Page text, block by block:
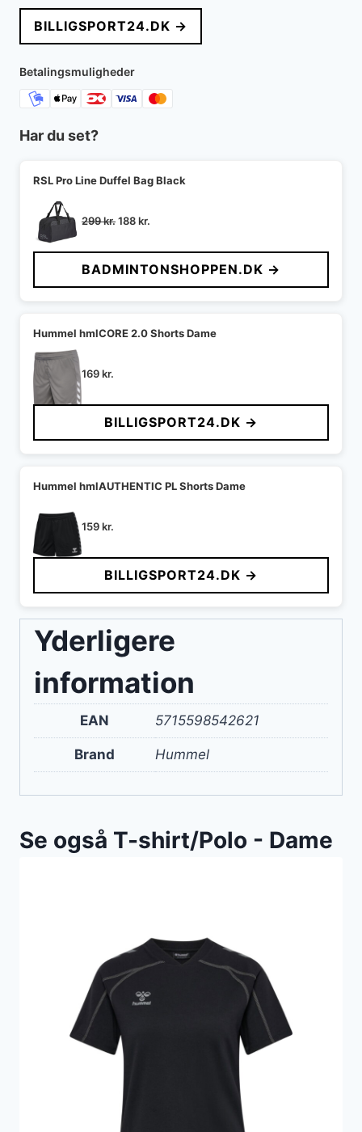
pris
var:
275 kr..
pris
er:
BILLIGSPORT24.DK →
Betalingsmuligheder
Har du set?
RSL Pro Line Duffel Bag Black
299kr.Den
pris
var:
299 kr..
188kr.
pris
er:
188 kr..
BADMINTONSHOPPEN.DK →
Hummel hmlCORE 2.0 Shorts Dame
169kr.
BILLIGSPORT24.DK →
Hummel hmlAUTHENTIC PL Shorts Dame
159kr.
BILLIGSPORT24.DK →
Yderligere
information
EAN 5715598542621
Brand Hummel
Se også T-shirt/Polo - Dame